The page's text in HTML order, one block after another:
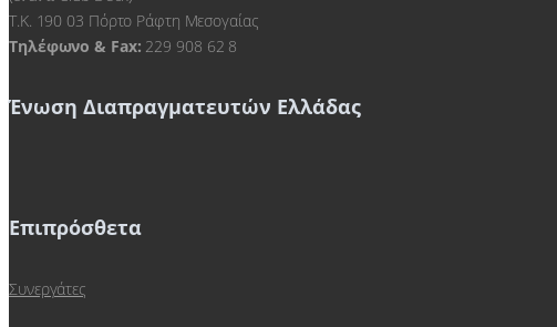
Τ.Κ. 190 03 Πόρτο Ράφτη Μεσογαίας
Τηλέφωνο & Fax: 229 908 62 8
Ένωση Διαπραγματευτών Ελλάδας
Επιπρόσθετα
Συνεργάτες